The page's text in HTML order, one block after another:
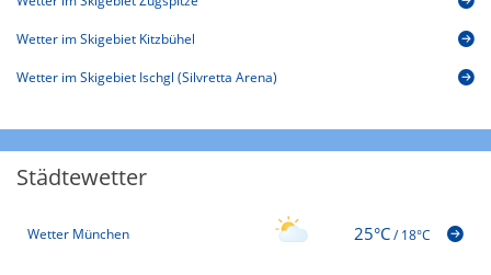
Wetter im Skigebiet Kitzbühel
Wetter im Skigebiet Ischgl (Silvretta Arena)
Städtewetter
Wetter München 25°C/18°C